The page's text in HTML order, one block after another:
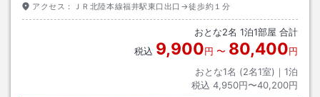
アクセス： ＪＲ北陸本線福井駅東口出口→徒歩約１分
おとな2名 1泊1部屋 合計
税込 9,900円 〜 80,400円
おとな1名 (2名1室)｜ 1泊
税込 4,950円〜40,200円